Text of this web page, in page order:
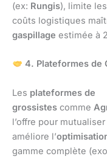
(ex: Rungis), limite
coûts logistiques
gaspillage estimée à
4. Plateformes de
Les plateformes de
grossistes comme
l’offre pour
améliore l’
gamme complète